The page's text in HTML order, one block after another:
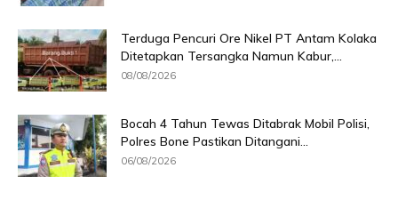
Terduga Pencuri Ore Nikel PT Antam Kolaka
Ditetapkan Tersangka Namun Kabur,...
08/08/2026
Bocah 4 Tahun Tewas Ditabrak Mobil Polisi,
Polres Bone Pastikan Ditangani...
06/08/2026